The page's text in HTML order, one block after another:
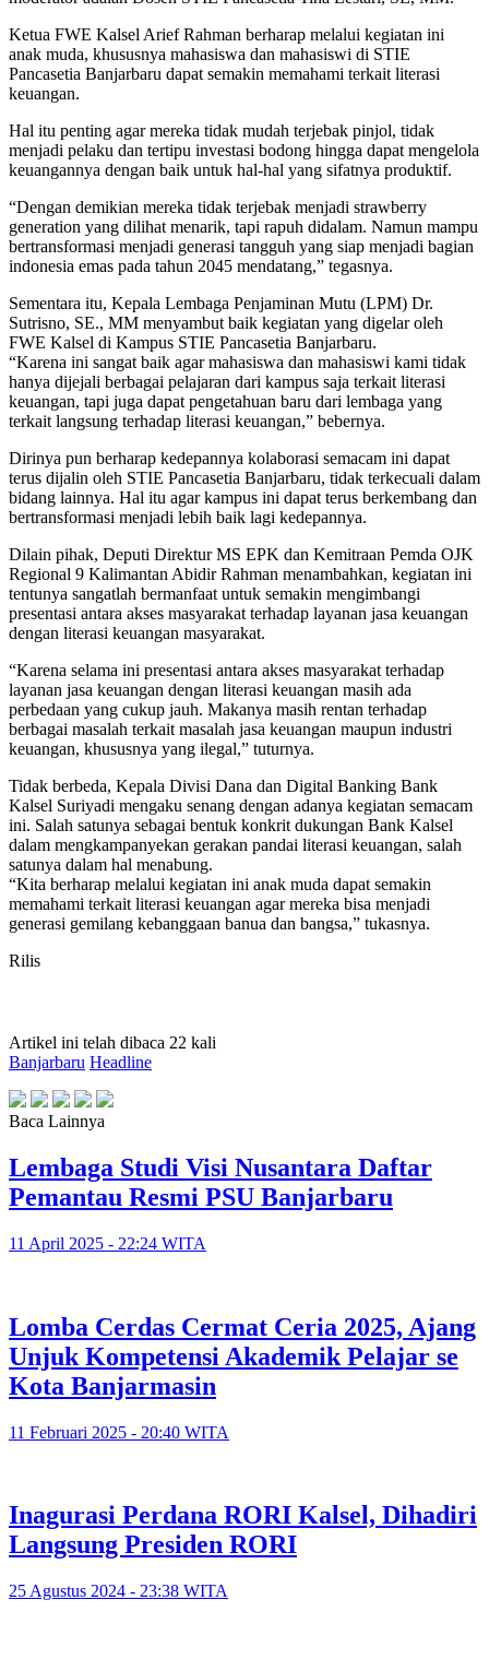
Ketua FWE Kalsel Arief Rahman berharap melalui kegiatan ini
anak muda, khususnya mahasiswa dan mahasiswi di STIE
Pancasetia Banjarbaru dapat semakin memahami terkait literasi
keuangan.
Hal itu penting agar mereka tidak mudah terjebak pinjol, tidak
menjadi pelaku dan tertipu investasi bodong hingga dapat mengelola
keuangannya dengan baik untuk hal-hal yang sifatnya produktif.
“Dengan demikian mereka tidak terjebak menjadi strawberry
generation yang dilihat menarik, tapi rapuh didalam. Namun mampu
bertransformasi menjadi generasi tangguh yang siap menjadi bagian
indonesia emas pada tahun 2045 mendatang,” tegasnya.
Sementara itu, Kepala Lembaga Penjaminan Mutu (LPM) Dr.
Sutrisno, SE., MM menyambut baik kegiatan yang digelar oleh
FWE Kalsel di Kampus STIE Pancasetia Banjarbaru.
“Karena ini sangat baik agar mahasiswa dan mahasiswi kami tidak
hanya dijejali berbagai pelajaran dari kampus saja terkait literasi
keuangan, tapi juga dapat pengetahuan baru dari lembaga yang
terkait langsung terhadap literasi keuangan,” bebernya.
Dirinya pun berharap kedepannya kolaborasi semacam ini dapat
terus dijalin oleh STIE Pancasetia Banjarbaru, tidak terkecuali dalam
bidang lainnya. Hal itu agar kampus ini dapat terus berkembang dan
bertransformasi menjadi lebih baik lagi kedepannya.
Dilain pihak, Deputi Direktur MS EPK dan Kemitraan Pemda OJK
Regional 9 Kalimantan Abidir Rahman menambahkan, kegiatan ini
tentunya sangatlah bermanfaat untuk semakin mengimbangi
presentasi antara akses masyarakat terhadap layanan jasa keuangan
dengan literasi keuangan masyarakat.
“Karena selama ini presentasi antara akses masyarakat terhadap
layanan jasa keuangan dengan literasi keuangan masih ada
perbedaan yang cukup jauh. Makanya masih rentan terhadap
berbagai masalah terkait masalah jasa keuangan maupun industri
keuangan, khususnya yang ilegal,” tuturnya.
Tidak berbeda, Kepala Divisi Dana dan Digital Banking Bank
Kalsel Suriyadi mengaku senang dengan adanya kegiatan semacam
ini. Salah satunya sebagai bentuk konkrit dukungan Bank Kalsel
dalam mengkampanyekan gerakan pandai literasi keuangan, salah
satunya dalam hal menabung.
“Kita berharap melalui kegiatan ini anak muda dapat semakin
memahami terkait literasi keuangan agar mereka bisa menjadi
generasi gemilang kebanggaan banua dan bangsa,” tukasnya.
Rilis
Artikel ini telah dibaca 22 kali
Banjarbaru Headline
Baca Lainnya
Lembaga Studi Visi Nusantara Daftar
Pemantau Resmi PSU Banjarbaru
11 April 2025 - 22:24 WITA
Lomba Cerdas Cermat Ceria 2025, Ajang
Unjuk Kompetensi Akademik Pelajar se
Kota Banjarmasin
11 Februari 2025 - 20:40 WITA
Inagurasi Perdana RORI Kalsel, Dihadiri
Langsung Presiden RORI
25 Agustus 2024 - 23:38 WITA